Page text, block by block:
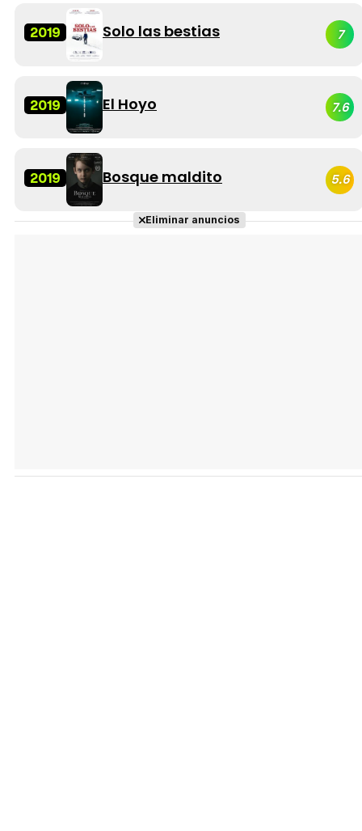
2019 Solo las bestias 7
2019 El Hoyo 7.6
2019 Bosque maldito 5.6
Eliminar anuncios